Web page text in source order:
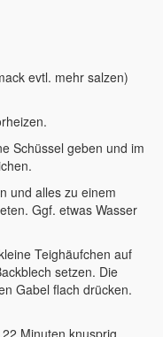
evtl. mehr salzen)
Schüssel geben und im
und alles zu einem
Ggf. etwas Wasser
Teighäufchen auf
setzen. Die
Gabel flach drücken.
Minuten knusprig